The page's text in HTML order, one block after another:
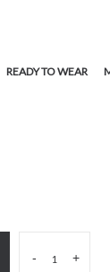
READY TO WEAR
- +